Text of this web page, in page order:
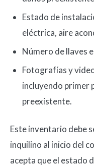
Estado de
eléctrica, aire
Número de llaves
Fotografías y
incluyendo primer
preexistente.
Este inventario debe
inquilino al inicio del
acepta que el estado